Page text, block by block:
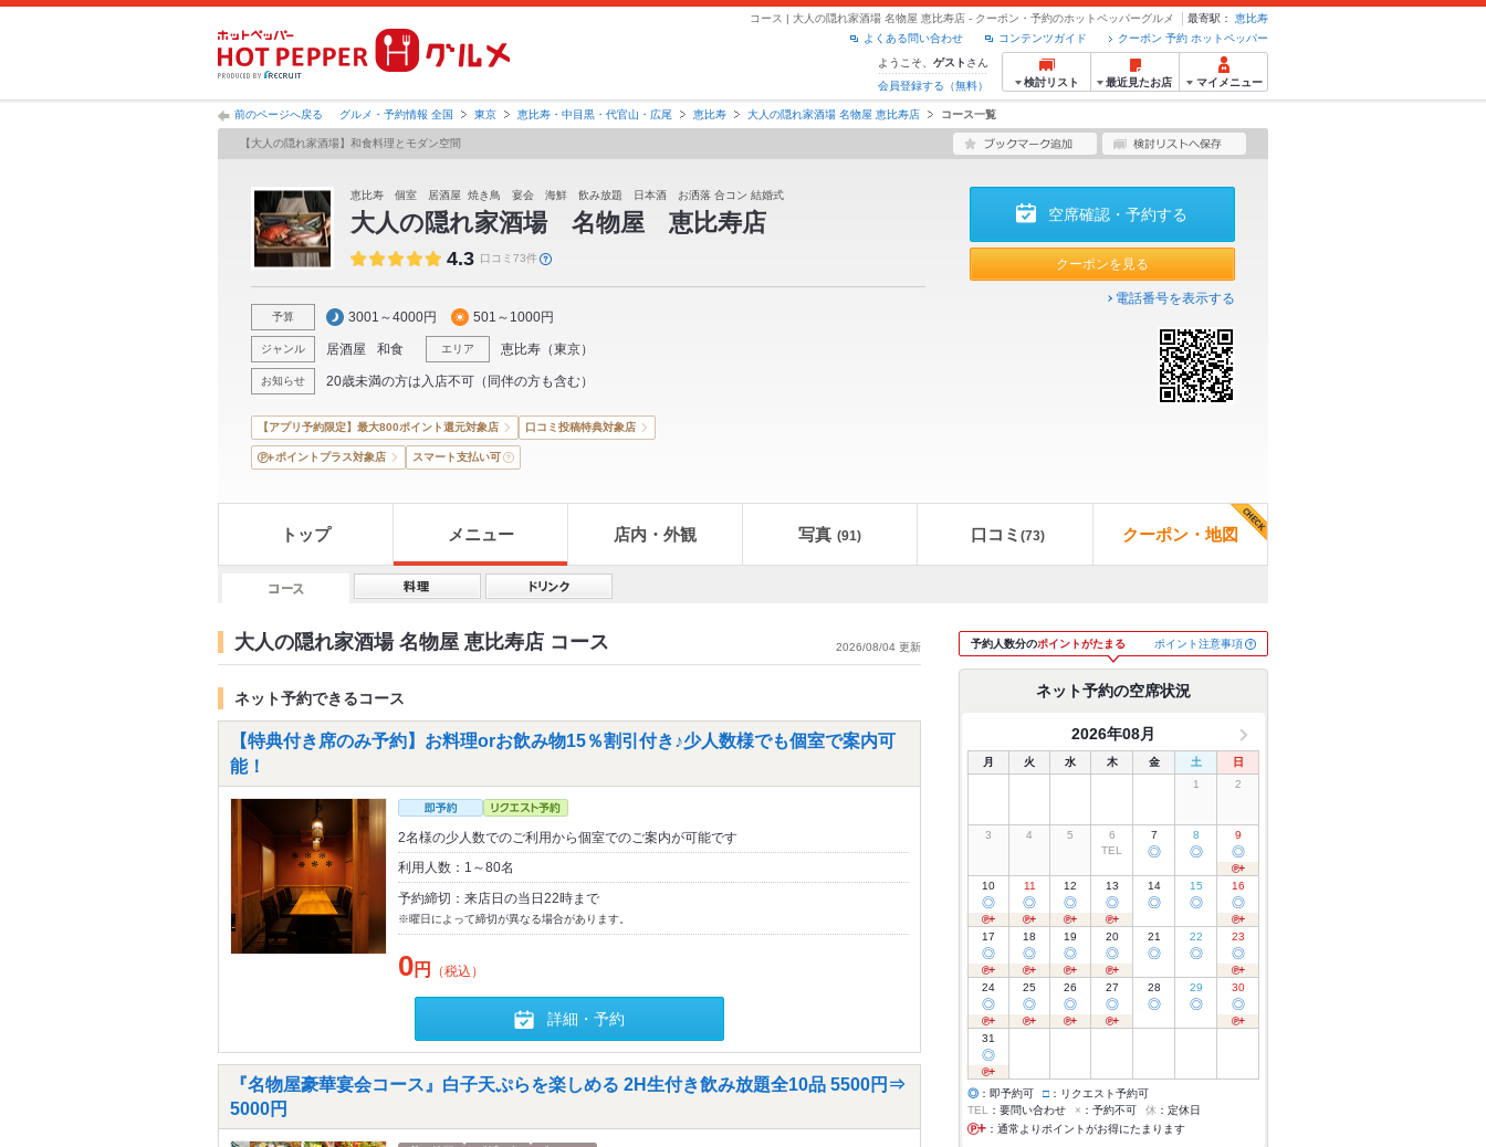
コース | 大人の隠れ家酒場 名物屋 恵比寿店 - クーポン・予約のホットペッパーグルメ 最寄駅：
恵比寿
クーポン 予約 ホットペッパー
コンテンツガイド
よくある問い合わせ
ようこそ、 ゲスト さん
会員登録する（無料）
検討リスト 最近見たお店 マイメニュー
前のページへ戻る グルメ・予約情報 全国 東京 恵比寿・中目黒・代官山・広尾 恵比寿 大人の隠れ家酒場 名物屋 恵比寿店 コース一覧
【大人の隠れ家酒場】和食料理とモダン空間
恵比寿 個室 居酒屋 焼き鳥 宴会 海鮮 飲み放題 日本酒 お洒落 合コン 結婚式
大人の隠れ家酒場 名物屋 恵比寿店
4.3 口コミ73件
予算 3001～4000円 501～1000円
ジャンル 居酒屋 和食 エリア 恵比寿 （東京）
お知らせ 20歳未満の方は入店不可（同伴の方も含む）
空席確認・予約する
クーポンを見る
電話番号を表示する
【アプリ予約限定】最大800ポイント還元対象店 口コミ投稿特典対象店
ポイントプラス対象店 スマート支払い可
トップ メニュー 店内・外観 写真 (91) 口コミ (73) クーポン・地図
大人の隠れ家酒場 名物屋 恵比寿店 コース 2026/08/04 更新
ネット予約できるコース
【特典付き席のみ予約】お料理orお飲み物15％割引付き♪少人数様でも個室で案内可
能！
2名様の少人数でのご利用から個室でのご案内が可能です
利用人数：1～80名
予約締切：来店日の当日22時まで
※曜日によって締切が異なる場合があります。
0円 （税込）
詳細・予約
『名物屋豪華宴会コース』白子天ぷらを楽しめる 2H生付き飲み放題全10品 5500円⇒
5000円
予約人数分のポイントがたまる ポイント注意事項
ネット予約の空席状況
2026年08月
月 火 水 木 金 土
日
1
2
3 4 5
6
TEL
7
◎
8
◎
9
◎
10
◎
11
◎
12
◎
13
◎
14
◎
15
◎
16
◎
17
◎
18
◎
19
◎
20
◎
21
◎
22
◎
23
◎
24
◎
25
◎
26
◎
27
◎
28
◎
29
◎
30
◎
31
◎
◎ ：即予約可 □ ：リクエスト予約可
TEL
：要問い合わせ × ：予約不可 休 ：定休日
：通常よりポイントがお得にたまります